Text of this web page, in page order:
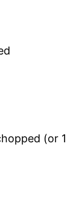
(or 1